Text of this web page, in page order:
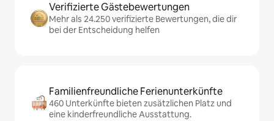
Verifizierte Gästebewertungen
Mehr als 24.250 verifizierte Bewertungen, die dir
bei der Entscheidung helfen
Familienfreundliche Ferienunterkünfte
460 Unterkünfte bieten zusätzlichen Platz und
eine kinderfreundliche Ausstattung.